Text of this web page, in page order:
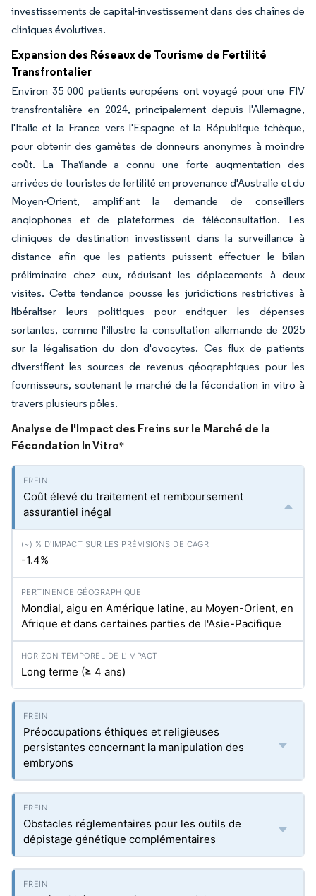
investissements de capital-investissement dans des chaînes de
cliniques évolutives.
Expansion des Réseaux de Tourisme de Fertilité
Transfrontalier
Environ 35 000 patients européens ont voyagé pour une FIV
transfrontalière en 2024, principalement depuis l'Allemagne,
l'Italie et la France vers l'Espagne et la République tchèque,
pour obtenir des gamètes de donneurs anonymes à moindre
coût. La Thaïlande a connu une forte augmentation des
arrivées de touristes de fertilité en provenance d'Australie et du
Moyen-Orient, amplifiant la demande de conseillers
anglophones et de plateformes de téléconsultation. Les
cliniques de destination investissent dans la surveillance à
distance afin que les patients puissent effectuer le bilan
préliminaire chez eux, réduisant les déplacements à deux
visites. Cette tendance pousse les juridictions restrictives à
libéraliser leurs politiques pour endiguer les dépenses
sortantes, comme l'illustre la consultation allemande de 2025
sur la légalisation du don d'ovocytes. Ces flux de patients
diversifient les sources de revenus géographiques pour les
fournisseurs, soutenant le marché de la fécondation in vitro à
travers plusieurs pôles.
Analyse de l'Impact des Freins sur le Marché de la
Fécondation In Vitro*
Coût élevé du traitement et remboursement
assurantiel inégal
-1.4%
Mondial, aigu en Amérique latine, au Moyen-Orient, en
Afrique et dans certaines parties de l'Asie-Pacifique
Long terme (≥ 4 ans)
Préoccupations éthiques et religieuses
persistantes concernant la manipulation des
embryons
Obstacles réglementaires pour les outils de
dépistage génétique complémentaires